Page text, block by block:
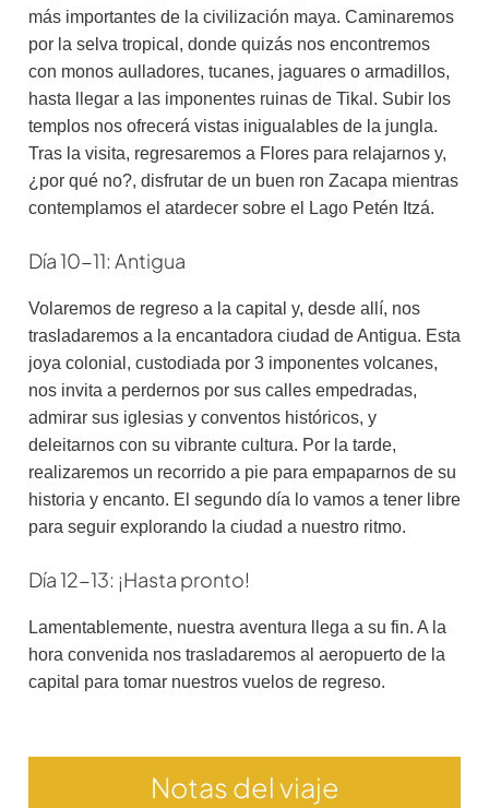
más importantes de la civilización maya. Caminaremos
por la selva tropical, donde quizás nos encontremos
con monos aulladores, tucanes, jaguares o armadillos,
hasta llegar a las imponentes ruinas de Tikal. Subir los
templos nos ofrecerá vistas inigualables de la jungla.
Tras la visita, regresaremos a Flores para relajarnos y,
¿por qué no?, disfrutar de un buen ron Zacapa mientras
contemplamos el atardecer sobre el Lago Petén Itzá.
Día 10-11: Antigua
Volaremos de regreso a la capital y, desde allí, nos
trasladaremos a la encantadora ciudad de Antigua. Esta
joya colonial, custodiada por 3 imponentes volcanes,
nos invita a perdernos por sus calles empedradas,
admirar sus iglesias y conventos históricos, y
deleitarnos con su vibrante cultura. Por la tarde,
realizaremos un recorrido a pie para empaparnos de su
historia y encanto. El segundo día lo vamos a tener libre
para seguir explorando la ciudad a nuestro ritmo.
Día 12-13: ¡Hasta pronto!
Lamentablemente, nuestra aventura llega a su fin. A la
hora convenida nos trasladaremos al aeropuerto de la
capital para tomar nuestros vuelos de regreso.
Notas del viaje